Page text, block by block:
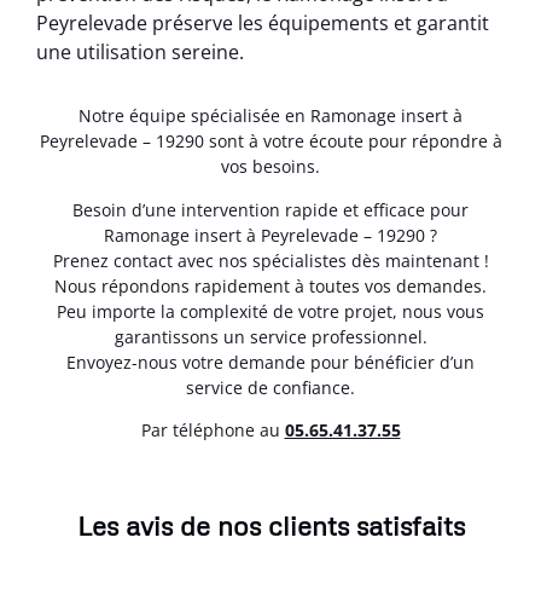
Peyrelevade préserve les équipements et garantit
une utilisation sereine.
Notre équipe spécialisée en Ramonage insert à
Peyrelevade – 19290 sont à votre écoute pour répondre à
vos besoins.
Besoin d’une intervention rapide et efficace pour
Ramonage insert à Peyrelevade – 19290 ?
Prenez contact avec nos spécialistes dès maintenant !
Nous répondons rapidement à toutes vos demandes.
Peu importe la complexité de votre projet, nous vous
garantissons un service professionnel.
Envoyez-nous votre demande pour bénéficier d’un
service de confiance.
Par téléphone au 05.65.41.37.55
Les avis de nos clients satisfaits